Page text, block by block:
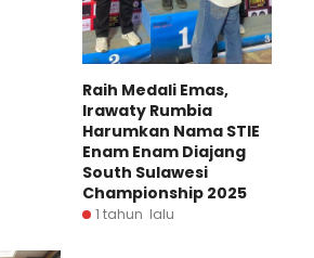
Raih Medali Emas,
Irawaty Rumbia
Harumkan Nama STIE
Enam Enam Diajang
South Sulawesi
Championship 2025
1 tahun lalu